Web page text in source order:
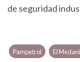
de seguridad
Pampetrol El